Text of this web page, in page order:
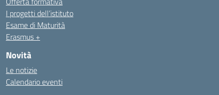
I progetti dell’istituto
Esame di Maturità
Erasmus +
Novità
Le notizie
Calendario eventi